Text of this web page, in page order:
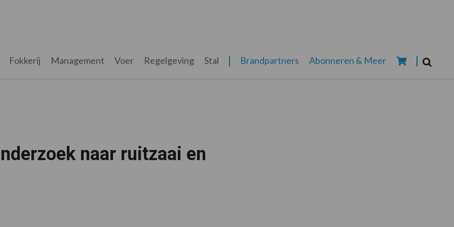
Fokkerij Management Voer Regelgeving Stal Brandpartners Abonneren & Meer
naar ruitzaai en